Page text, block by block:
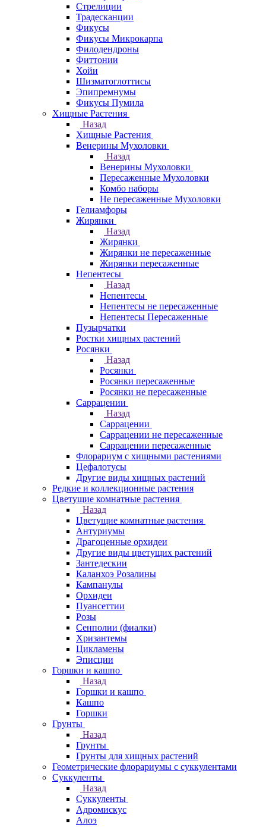
Стрелиции
Традесканции
Фикусы
Фикусы Микрокарпа
Филодендроны
Фиттонии
Хойи
Шизматоглоттисы
Эпипремнумы
Фикусы Пумила
Хищные Растения
Назад
Хищные Растения
Венерины Мухоловки
Назад
Венерины Мухоловки
Пересаженные Мухоловки
Комбо наборы
Не пересаженные Мухоловки
Гелиамфоры
Жирянки
Назад
Жирянки
Жирянки не пересаженные
Жирянки пересаженные
Непентесы
Назад
Непентесы
Непентесы не пересаженные
Непентесы Пересаженные
Пузырчатки
Ростки хищных растений
Росянки
Назад
Росянки
Росянки пересаженные
Росянки не пересаженные
Саррацении
Назад
Саррацении
Саррацении не пересаженные
Саррацении пересаженные
Флорариум с хищными растениями
Цефалотусы
Другие виды хищных растений
Редкие и коллекционные растения
Цветущие комнатные растения
Назад
Цветущие комнатные растения
Антуриумы
Драгоценные орхидеи
Другие виды цветущих растений
Зантедескии
Каланхоэ Розалины
Кампанулы
Орхидеи
Пуансеттии
Розы
Сенполии (фиалки)
Хризантемы
Цикламены
Эписции
Горшки и кашпо
Назад
Горшки и кашпо
Кашпо
Горшки
Грунты
Назад
Грунты
Грунты для хищных растений
Геометрические флорариумы с суккулентами
Суккуленты
Назад
Суккуленты
Адромискус
Алоэ